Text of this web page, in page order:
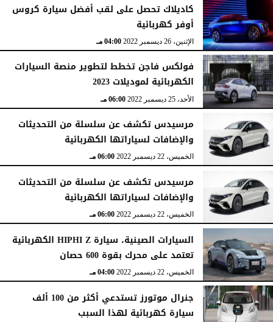
كاديلاك تحصل على لقب أفضل سيارة كروس
أوفر كهربائية
الإثنين، 26 ديسمبر 2022 04:00 مـ
فولكس فاجن تخطط لتطوير منصة السيارات
الكهربائية لموديلات 2023
الأحد، 25 ديسمبر 2022 06:00 مـ
مرسيدس تكشف عن سلسلة من التحديثات
والإضافات لسياراتها الكهربائية
الخميس، 22 ديسمبر 2022 06:00 مـ
مرسيدس تكشف عن سلسلة من التحديثات
والإضافات لسياراتها الكهربائية
الخميس، 22 ديسمبر 2022 06:00 مـ
السيارات الصينية، سيارة HIPHI Z الكهربائية
تعتمد على محرك بقوة 600 حصان
الخميس، 22 ديسمبر 2022 04:00 مـ
جنرال موتورز تستدعي أكثر من 100 ألف
سيارة كهربائية لهذا السبب